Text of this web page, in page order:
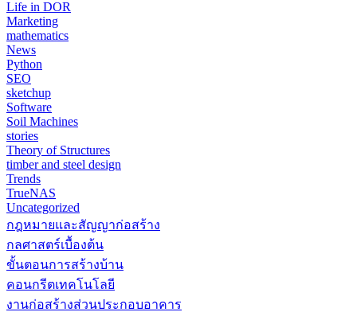
Life in DOR
Marketing
mathematics
News
Python
SEO
sketchup
Software
Soil Machines
stories
Theory of Structures
timber and steel design
Trends
TrueNAS
Uncategorized
กฎหมายและสัญญาก่อสร้าง
กลศาสตร์เบื้องต้น
ขั้นตอนการสร้างบ้าน
คอนกรีตเทคโนโลยี
งานก่อสร้างส่วนประกอบอาคาร